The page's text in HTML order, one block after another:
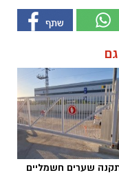
שערים חשמליים